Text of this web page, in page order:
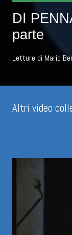
DI
parte
Letture di Mario
Altri video